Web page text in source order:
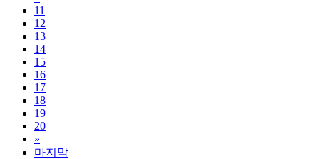
11
12
13
14
15
16
17
18
19
20
»
마지막